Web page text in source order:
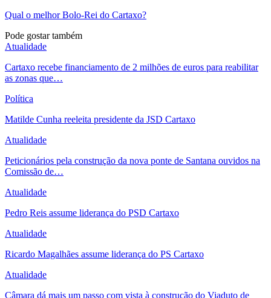
Qual o melhor Bolo-Rei do Cartaxo?
Pode gostar também
Atualidade
Cartaxo recebe financiamento de 2 milhões de euros para reabilitar
as zonas que…
Política
Matilde Cunha reeleita presidente da JSD Cartaxo
Atualidade
Peticionários pela construção da nova ponte de Santana ouvidos na
Comissão de…
Atualidade
Pedro Reis assume liderança do PSD Cartaxo
Atualidade
Ricardo Magalhães assume liderança do PS Cartaxo
Atualidade
Câmara dá mais um passo com vista à construção do Viaduto de